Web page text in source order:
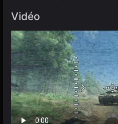
Vidéo